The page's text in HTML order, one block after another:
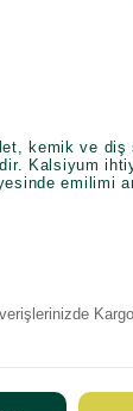
kemik ve diş
Kalsiyum
emilimi